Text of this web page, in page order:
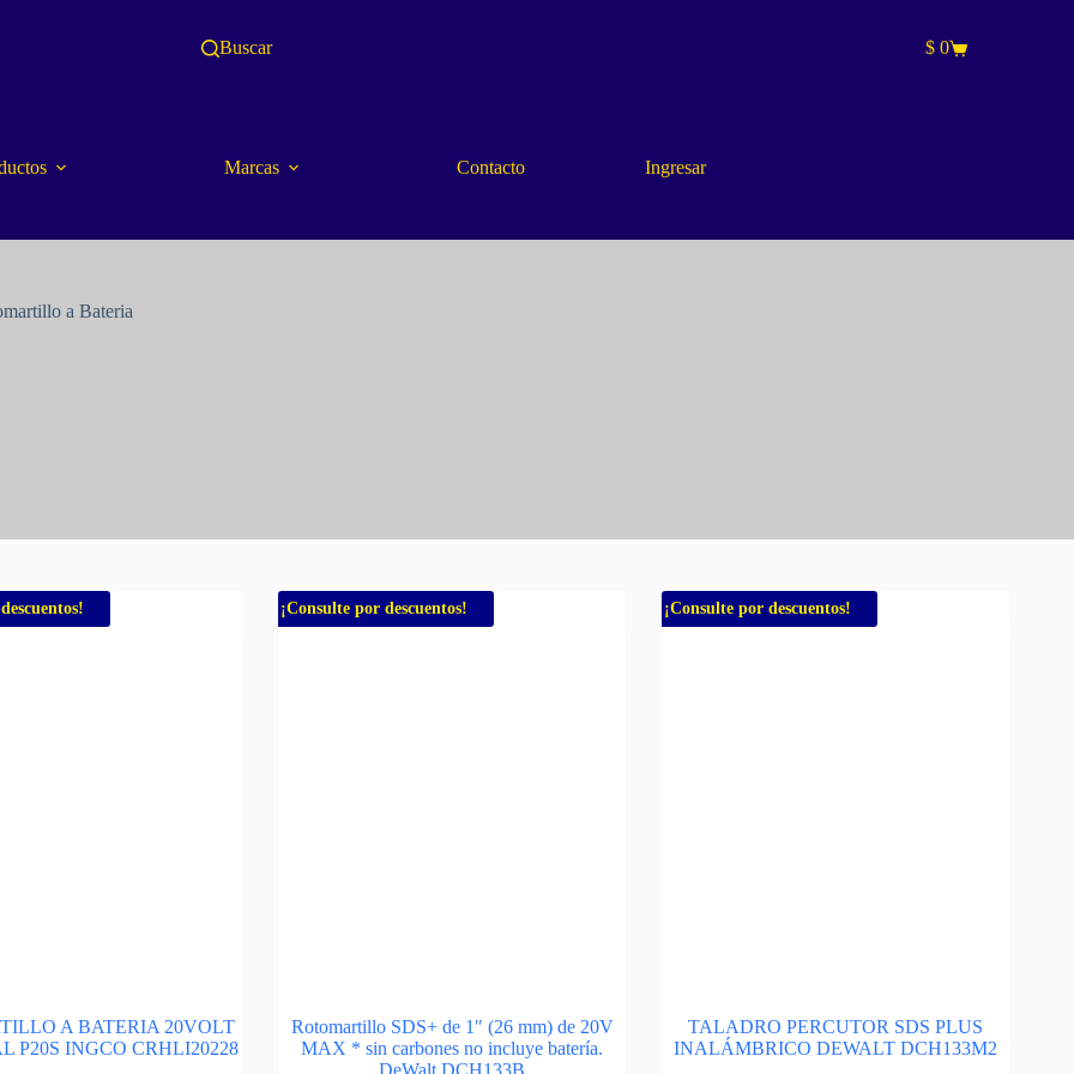
Buscar
Carro
$ 0
Marcas Contacto Ingresar
a Bateria
A BATERIA 20VOLT
P20S INGCO CRHLI20228
¡Consulte por descuentos!
Rotomartillo SDS+ de 1″ (26 mm) de 20V
MAX * sin carbones no incluye batería.
DeWalt DCH133B
¡Consulte por descuentos!
TALADRO PERCUTOR SDS PLUS
INALÁMBRICO DEWALT DCH133M2